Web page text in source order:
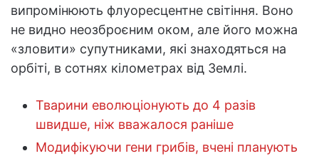
випромінюють флуоресцентне світіння. Воно
не видно неозброєним оком, але його можна
«зловити» супутниками, які знаходяться на
орбіті, в сотнях кілометрах від Землі.
Тварини еволюціонують до 4 разів
швидше, ніж вважалося раніше
Модифікуючи гени грибів, вчені планують